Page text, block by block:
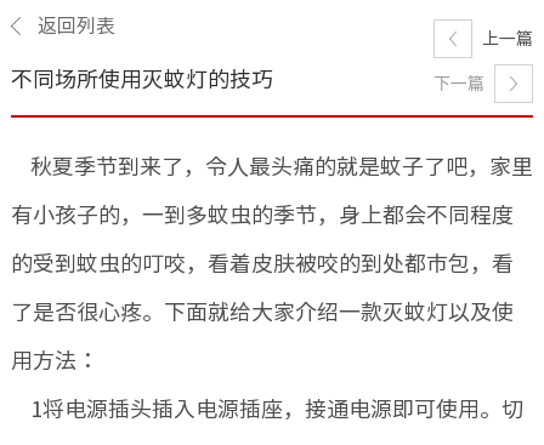
返回列表
不同场所使用灭蚊灯的技巧
上一篇
下一篇
秋夏季节到来了，令人最头痛的就是蚊子了吧，家里
有小孩子的，一到多蚊虫的季节，身上都会不同程度
的受到蚊虫的叮咬，看着皮肤被咬的到处都市包，看
了是否很心疼。下面就给大家介绍一款灭蚊灯以及使
用方法：
1将电源插头插入电源插座，接通电源即可使用。切